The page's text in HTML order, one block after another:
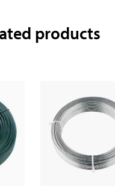
products